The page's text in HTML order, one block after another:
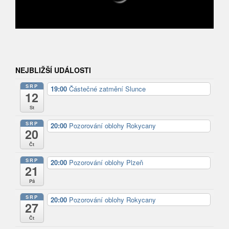
NEJBLIŽŠÍ UDÁLOSTI
SRP
12
St
19:00 Částečné zatmění Slunce
SRP
20
Čt
20:00 Pozorování oblohy Rokycany
SRP
21
Pá
20:00 Pozorování oblohy Plzeň
SRP
27
Čt
20:00 Pozorování oblohy Rokycany